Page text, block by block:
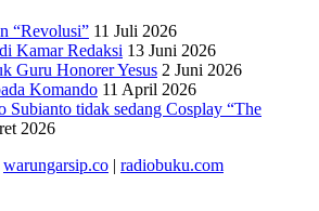
“Revolusi” 11 Juli 2026
Kamar Redaksi 13 Juni 2026
Guru Honorer Yesus 2 Juni 2026
Komando 11 April 2026
Subianto tidak sedang Cosplay “The
2026
warungarsip.co | radiobuku.com